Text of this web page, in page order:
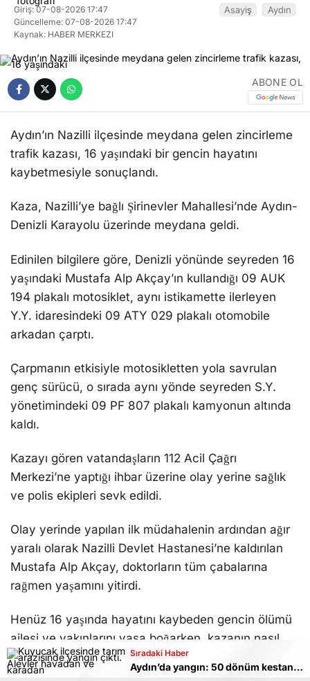
Sıradaki Haber
Aydın’da yangın: 50 dönüm kestane bahçesi kül oldu
Giriş: 07-08-2026 17:47
Güncelleme: 07-08-2026 17:47
Kaynak: HABER MERKEZI
Asayiş Aydın
ABONE OL
Aydın’ın Nazilli ilçesinde meydana gelen zincirleme
trafik kazası, 16 yaşındaki bir gencin hayatını
kaybetmesiyle sonuçlandı.
Kaza, Nazilli’ye bağlı Şirinevler Mahallesi’nde Aydın-
Denizli Karayolu üzerinde meydana geldi.
Edinilen bilgilere göre, Denizli yönünde seyreden 16
yaşındaki Mustafa Alp Akçay’ın kullandığı 09 AUK
194 plakalı motosiklet, aynı istikamette ilerleyen
Y.Y. idaresindeki 09 ATY 029 plakalı otomobile
arkadan çarptı.
Çarpmanın etkisiyle motosikletten yola savrulan
genç sürücü, o sırada aynı yönde seyreden S.Y.
yönetimindeki 09 PF 807 plakalı kamyonun altında
kaldı.
Kazayı gören vatandaşların 112 Acil Çağrı
Merkezi’ne yaptığı ihbar üzerine olay yerine sağlık
ve polis ekipleri sevk edildi.
Olay yerinde yapılan ilk müdahalenin ardından ağır
yaralı olarak Nazilli Devlet Hastanesi’ne kaldırılan
Mustafa Alp Akçay, doktorların tüm çabalarına
rağmen yaşamını yitirdi.
Henüz 16 yaşında hayatını kaybeden gencin ölümü
ailesi ve yakınlarını yasa boğarken, kazanın nasıl
meydana geldiğinin belirlenmesi için polis ekipleri
tarafından soruşturma başlatıldı.